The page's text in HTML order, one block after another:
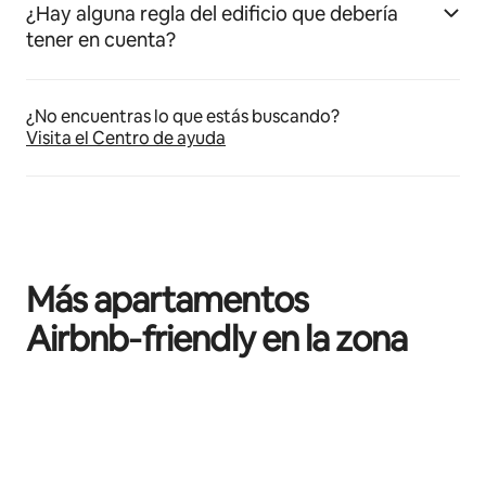
¿Hay alguna regla del edificio que debería
tener en cuenta?
¿No encuentras lo que estás buscando?
Visita el Centro de ayuda
Más apartamentos
Airbnb‑friendly en la zona